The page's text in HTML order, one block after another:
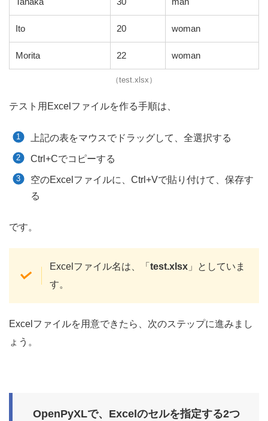
Ito 20 woman
Morita 22 woman
（test.xlsx）
テスト用Excelファイルを作る手順は、
上記の表をマウスでドラッグして、全選択する
Ctrl+Cでコピーする
空のExcelファイルに、Ctrl+Vで貼り付けて、保存す
る
です。
Excelファイル名は、「 test.xlsx」としていま
す。
Excelファイルを用意できたら、次のステップに進みまし
ょう。
OpenPyXLで、Excelのセルを指定する2つ